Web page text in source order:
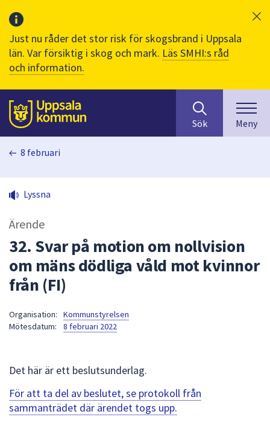
Just nu råder det stor risk för skogsbrand i Uppsala
län. Var försiktig i skog och mark. Läs SMHI:s råd
och information.
Till sidans
huvudinnehåll
efter
innehåll
på
sökfältet
kommer
sökförslag
att
navigera
mellan
Sök Meny
8 februari
Lyssna
Ärende
32. Svar på motion om nollvision
om mäns dödliga våld mot kvinnor
från (FI)
Organisation:
Kommunstyrelsen
Mötesdatum:
8 februari 2022
Det här är ett beslutsunderlag.
För att ta del av beslutet, se protokoll från
sammanträdet där ärendet togs upp.